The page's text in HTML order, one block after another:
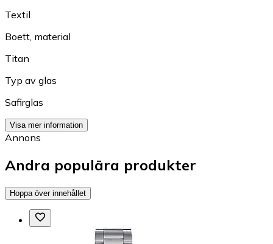
Textil
Boett, material
Titan
Typ av glas
Safirglas
Visa mer information
Annons
Andra populära produkter
Hoppa över innehållet